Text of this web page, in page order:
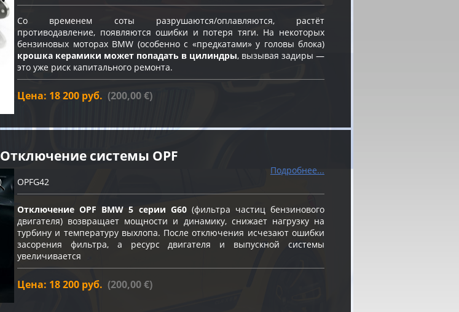
Со временем соты разрушаются/оплавляются, растёт
противодавление, появляются ошибки и потеря тяги. На некоторых
бензиновых моторах BMW (особенно с «предкатами» у головы блока)
крошка керамики может попадать в цилиндры, вызывая задиры —
это уже риск капитального ремонта.
Цена: 18 200 руб. (200,00 €)
Отключение системы OPF
Подробнее...
OPFG42
Отключение OPF BMW 5 серии G60(фильтра частиц бензинового
двигателя) возвращает мощности и динамику, снижает нагрузку на
турбину и температуру выхлопа. После отключения исчезают ошибки
засорения фильтра, а ресурс двигателя и выпускной системы
увеличивается
Цена: 18 200 руб. (200,00 €)